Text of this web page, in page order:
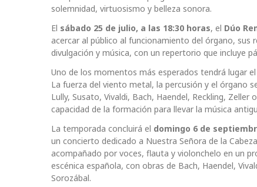
solemnidad, virtuosismo y belleza sonora.
El sábado 25 de julio, a las 18:30 horas, el Dúo
acercar al público al funcionamiento del órgano, sus
divulgación y música, con un repertorio que incluye
Uno de los momentos más esperados tendrá lugar el
La fuerza del viento metal, la percusión y el órgano
Lully, Susato, Vivaldi, Bach, Haendel, Reckling,
capacidad de la formación para llevar la música
La temporada concluirá el domingo 6 de
un concierto dedicado a Nuestra Señora de la
acompañado por voces, flauta y violonchelo en un
escénica española, con obras de Bach, Haendel,
Sorozábal.